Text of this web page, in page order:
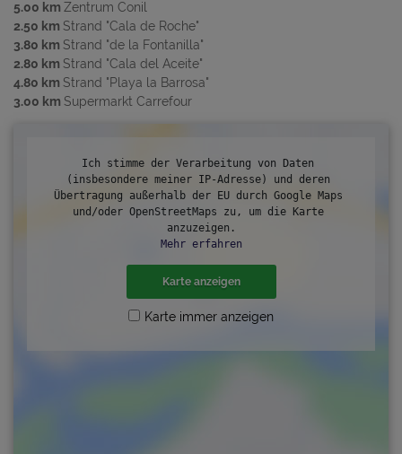
5.00 km Zentrum Conil
2.50 km Strand "Cala de Roche"
3.80 km Strand "de la Fontanilla"
2.80 km Strand "Cala del Aceite"
4.80 km Strand "Playa la Barrosa"
3.00 km Supermarkt Carrefour
Ich stimme der Verarbeitung von Daten
(insbesondere meiner IP-Adresse) und deren
Übertragung außerhalb der EU durch Google Maps
und/oder OpenStreetMaps zu, um die Karte
anzuzeigen.
Mehr erfahren
Karte anzeigen
Karte immer anzeigen